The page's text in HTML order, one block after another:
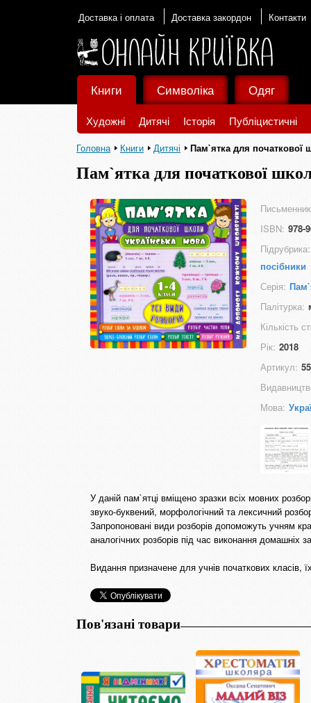
Доставка і оплата Доставка закордон Контакти
Книги
Художні Дитячі Історія Публіцистичні
Символіка Одяг
Головна Книги Дитячі Пам`ятка для початкової
Пам`ятка для початкової
ISBN: 978-
Підрубрика:
посібники
Серія:
Палітурка:
Кількість
Рік: 2018
Артикул:
Мова:
У даній пам`ятці вміщено зразки всіх мовних
звуко-буквений, морфологічний та лексичний
Запропоновані види розборів допоможуть учням
аналогічних розборів під час виконання домашніх
Видання призначене для учнів початкових класів,
Пов'язані товари